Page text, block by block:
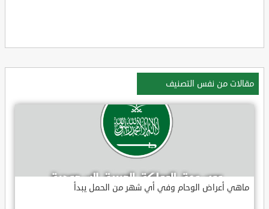
مقالات من نفس التصنيف
ماهي أعراض الوحام وفي أي شهر من الحمل يبدأ